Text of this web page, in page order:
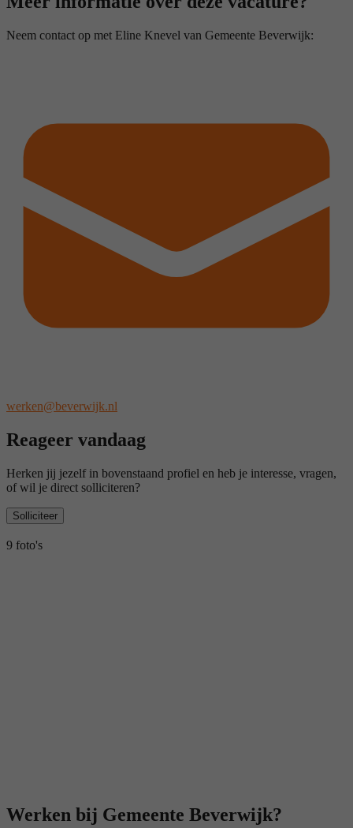
Neem contact op met Eline Knevel van Gemeente Beverwijk:
werken@beverwijk.nl
Reageer vandaag
Herken jij jezelf in bovenstaand profiel en heb je interesse, vragen,
of wil je direct solliciteren?
Solliciteer
9 foto's
Werken bij Gemeente Beverwijk?